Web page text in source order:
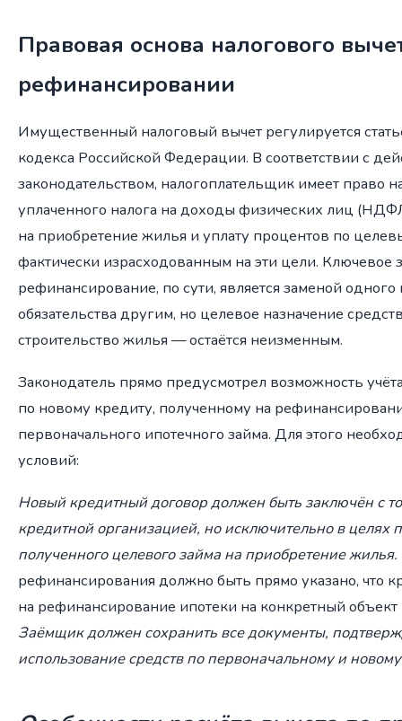
Правовая основа налогового
рефинансировании
Имущественный налоговый вычет регулируется
кодекса Российской Федерации. В соответствии с
законодательством, налогоплательщик имеет право
уплаченного налога на доходы физических лиц
на приобретение жилья и уплату процентов по
фактически израсходованным на эти цели. Ключевое
рефинансирование, по сути, является заменой одного
обязательства другим, но целевое назначение
строительство жилья — остаётся неизменным.
Законодатель прямо предусмотрел возможность
по новому кредиту, полученному на
первоначального ипотечного займа. Для этого
условий:
Новый кредитный договор должен быть заключён с
кредитной организацией, но исключительно в целях
полученного целевого займа на приобретение жилья.
рефинансирования должно быть прямо указано, что
на рефинансирование ипотеки на конкретный
Заёмщик должен сохранить все документы,
использование средств по первоначальному и